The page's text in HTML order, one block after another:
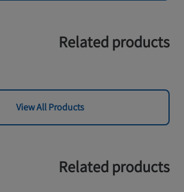
Related products
View All Products
Related products